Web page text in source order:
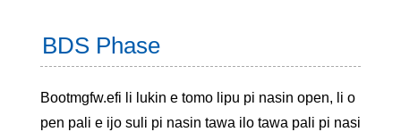
BDS Phase
Bootmgfw.efi li lukin e tomo lipu pi nasin open, li o
pen pali e ijo suli pi nasin tawa ilo tawa pali pi nasi